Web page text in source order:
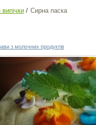
Сирна паска
з молочних продуктів